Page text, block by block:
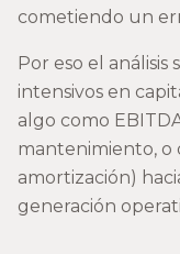
cometiendo un
Por eso el análisis
intensivos en
algo como
mantenimiento, o
amortización)
generación